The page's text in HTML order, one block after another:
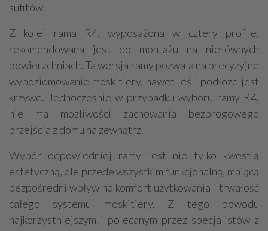
sufitów.
Z kolei rama R4, wyposażona w cztery profile,
rekomendowana jest do montażu na nierównych
powierzchniach. Ta wersja ramy pozwala na precyzyjne
wypoziomowanie moskitiery, nawet jeśli podłoże jest
krzywe. Jednocześnie w przypadku wyboru ramy R4,
nie ma możliwości zachowania bezprogowego
przejścia z domu na zewnątrz.
Wybór odpowiedniej ramy jest nie tylko kwestią
estetyczną, ale przede wszystkim funkcjonalną, mającą
bezpośredni wpływ na komfort użytkowania i trwałość
całego systemu moskitiery. Z tego powodu
najkorzystniejszym i polecanym przez specjalistów z